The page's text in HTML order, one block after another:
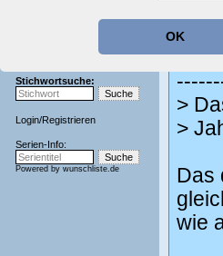
OK
Zeichentrick-Forum
Stichwortsuche:
Login/Registrieren
Serien-Info:
Powered by wunschliste.de
>
>
Das
wie